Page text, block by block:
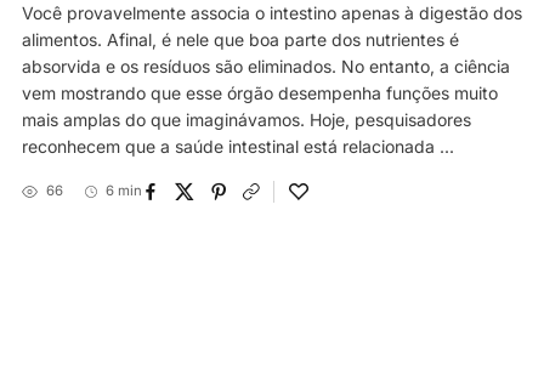
Você provavelmente associa o intestino apenas à digestão dos
alimentos. Afinal, é nele que boa parte dos nutrientes é
absorvida e os resíduos são eliminados. No entanto, a ciência
vem mostrando que esse órgão desempenha funções muito
mais amplas do que imaginávamos. Hoje, pesquisadores
reconhecem que a saúde intestinal está relacionada ...
66 6 min